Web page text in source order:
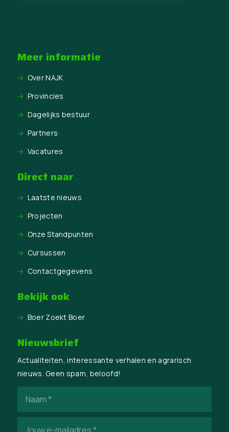
Meer informatie
Over NAJK
Provincies
Dagelijks bestuur
Partners
Vacatures
Direct naar
Laatste nieuws
Projecten
Onze Standpunten
Cursussen
Contactgegevens
Bekijk ook
Boer Zoekt Boer
Nieuwsbrief
Actualiteiten, interessante verhalen en agrarisch
nieuws. Geen spam, beloofd!